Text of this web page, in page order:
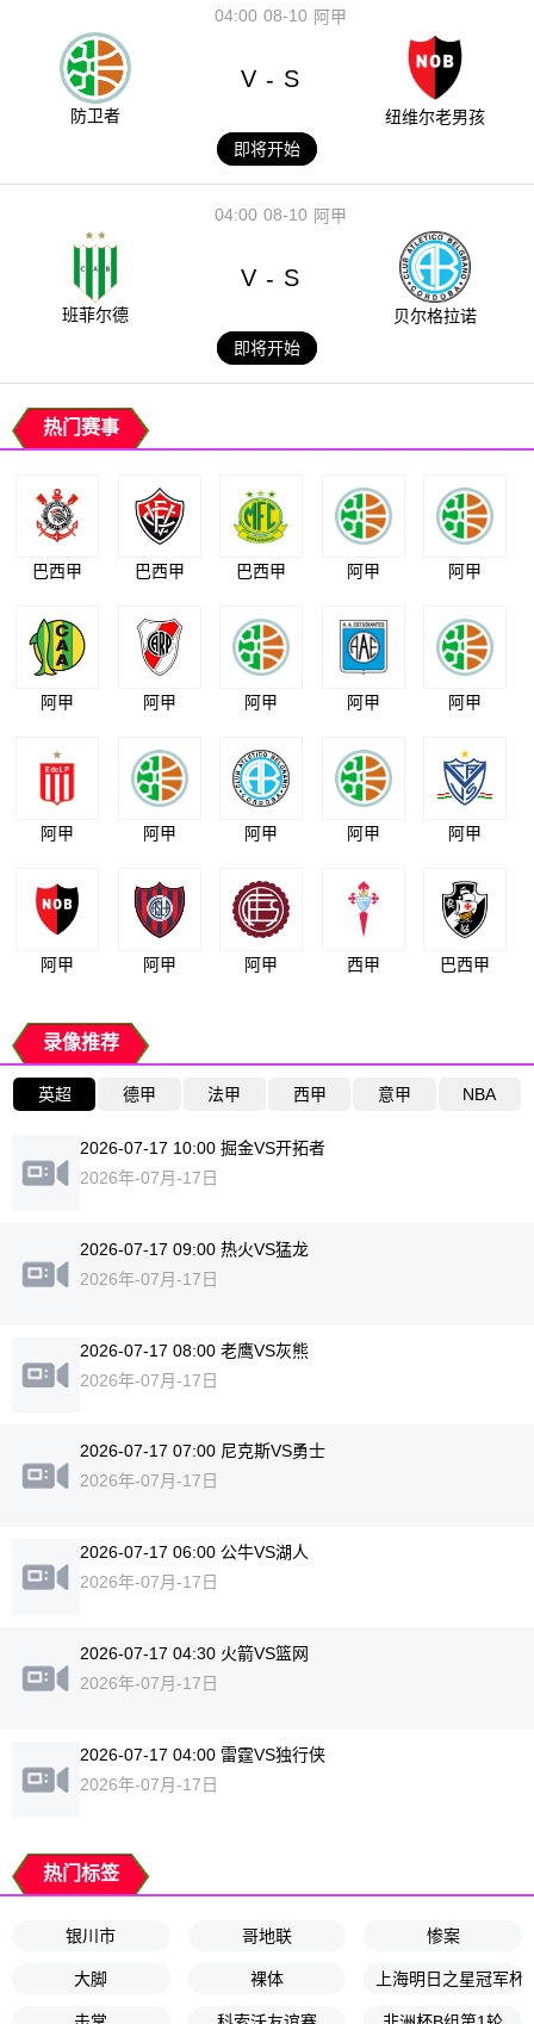
08-10
04:00 阿甲
防卫者
V - S
纽维尔老男孩
即将开始
08-10
04:00 阿甲
班菲尔德
V - S
贝尔格拉诺
即将开始
热门赛事
巴西甲 巴西甲 巴西甲 阿甲 阿甲
阿甲 阿甲 阿甲 阿甲 阿甲
阿甲 阿甲 阿甲 阿甲 阿甲
阿甲 阿甲 阿甲 西甲 巴西甲
录像推荐
英超 德甲 法甲 西甲 意甲 NBA
2026-07-17 10:00 掘金VS开拓者
2026年-07月-17日
2026-07-17 09:00 热火VS猛龙
2026年-07月-17日
2026-07-17 08:00 老鹰VS灰熊
2026年-07月-17日
2026-07-17 07:00 尼克斯VS勇士
2026年-07月-17日
2026-07-17 06:00 公牛VS湖人
2026年-07月-17日
2026-07-17 04:30 火箭VS篮网
2026年-07月-17日
2026-07-17 04:00 雷霆VS独行侠
2026年-07月-17日
热门标签
银川市 哥地联 惨案
大脚 裸体 上海明日之星冠军